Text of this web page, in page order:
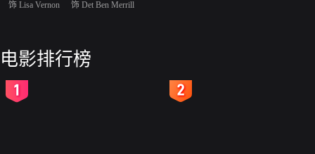
饰 Lisa Vernon 饰 Det Ben Merrill
电影排行榜